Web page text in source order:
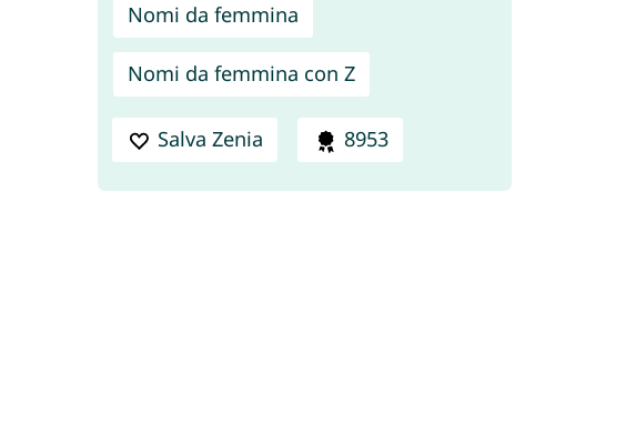
Nomi da femmina
Nomi da femmina con Z
Salva Zenia 8953